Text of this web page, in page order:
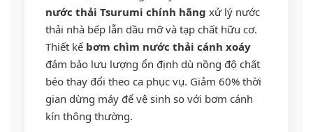
nước thải Tsurumi chính hãng xử lý nước
thải nhà bếp lẫn dầu mỡ và tạp chất hữu cơ.
Thiết kế bơm chìm nước thải cánh xoáy
đảm bảo lưu lượng ổn định dù nồng độ chất
béo thay đổi theo ca phục vụ. Giảm 60% thời
gian dừng máy để vệ sinh so với bơm cánh
kín thông thường.